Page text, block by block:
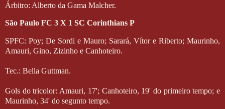
Árbitro: Alberto da Gama Malcher.
São Paulo FC 3 X 1 SC Corinthians P
SPFC: Poy; De Sordi e Mauro; Sarará, Vítor e Riberto; Maurinho,
Amauri, Gino, Zizinho e Canhoteiro.
Tec.: Bella Guttman.
Gols do tricolor: Amauri, 17'; Canhoteiro, 19' do primeiro tempo; e
Maurinho, 34' do segunto tempo.